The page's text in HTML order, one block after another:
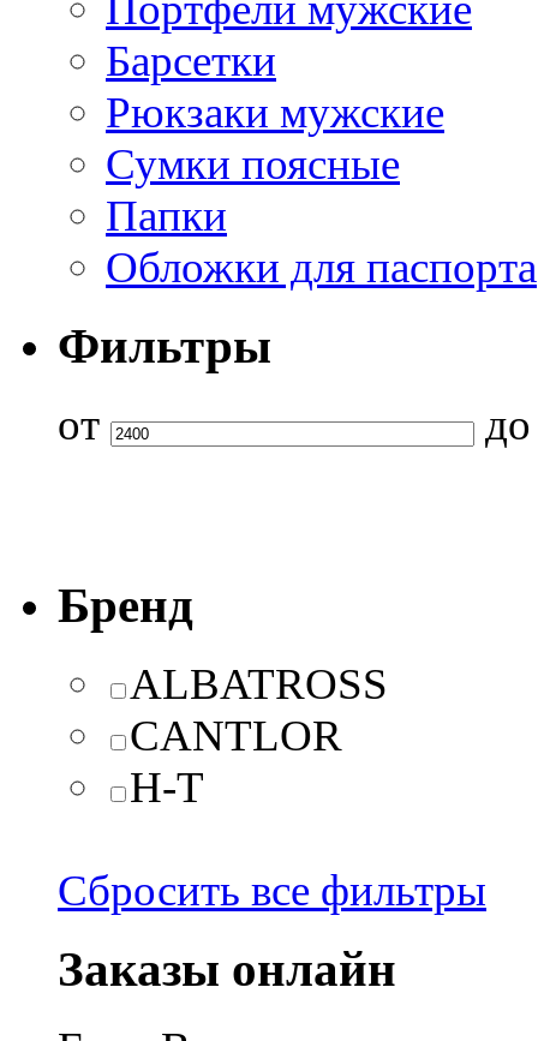
Барсетки
Рюкзаки мужские
Сумки поясные
Папки
Обложки для паспорта
Фильтры
от
Бренд
ALBATROSS
CANTLOR
H-T
Сбросить все фильтры
Заказы онлайн